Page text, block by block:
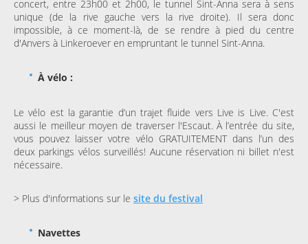
concert, entre 23h00 et 2h00, le tunnel Sint-Anna sera à sens
unique (de la rive gauche vers la rive droite). Il sera donc
impossible, à ce moment-là, de se rendre à pied du centre
d'Anvers à Linkeroever en empruntant le tunnel Sint-Anna.
À vélo :
Le vélo est la garantie d’un trajet fluide vers Live is Live. C'est
aussi le meilleur moyen de traverser l'Escaut. À l’entrée du site,
vous pouvez laisser votre vélo GRATUITEMENT dans l’un des
deux parkings vélos surveillés! Aucune réservation ni billet n'est
nécessaire.
> Plus d'informations sur le site du festival
Navettes